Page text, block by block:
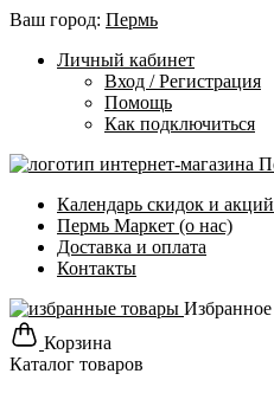
Ваш город: Пермь
Личный кабинет
Вход / Регистрация
Помощь
Как подключиться
Календарь скидок и акций
Пермь Маркет (о нас)
Доставка и оплата
Контакты
Избранное
Корзина
Каталог товаров